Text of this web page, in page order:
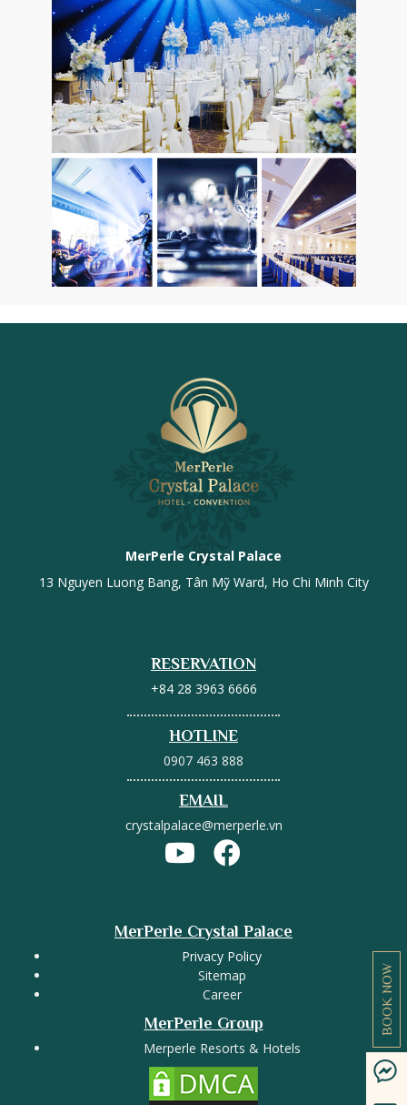
MerPerle Crystal Palace
13 Nguyen Luong Bang, Tân Mỹ Ward, Ho Chi Minh City
RESERVATION
+84 28 3963 6666
HOTLINE
0907 463 888
EMAIL
crystalpalace@merperle.vn
MerPerle Crystal Palace
Privacy Policy
Sitemap
Career
MerPerle Group
Merperle Resorts & Hotels
BOOK NOW